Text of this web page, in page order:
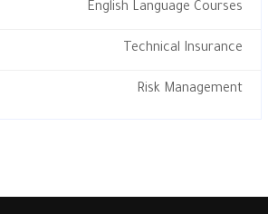
English Language Courses
Technical Insurance
Risk Management